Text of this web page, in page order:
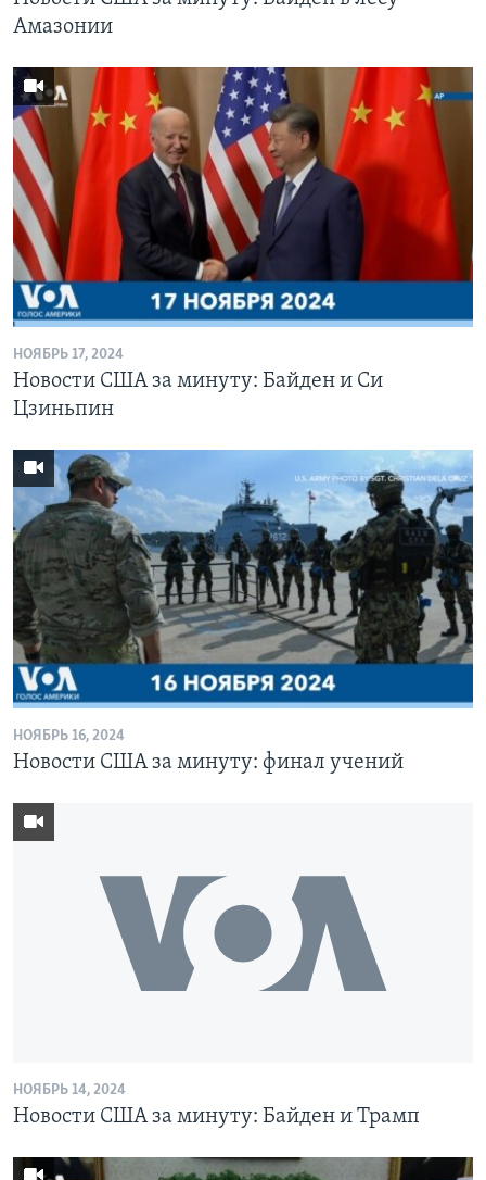
Амазонии
НОЯБРЬ 17, 2024
Новости США за минуту: Байден и Си
Цзиньпин
НОЯБРЬ 16, 2024
Новости США за минуту: финал учений
НОЯБРЬ 14, 2024
Новости США за минуту: Байден и Трамп